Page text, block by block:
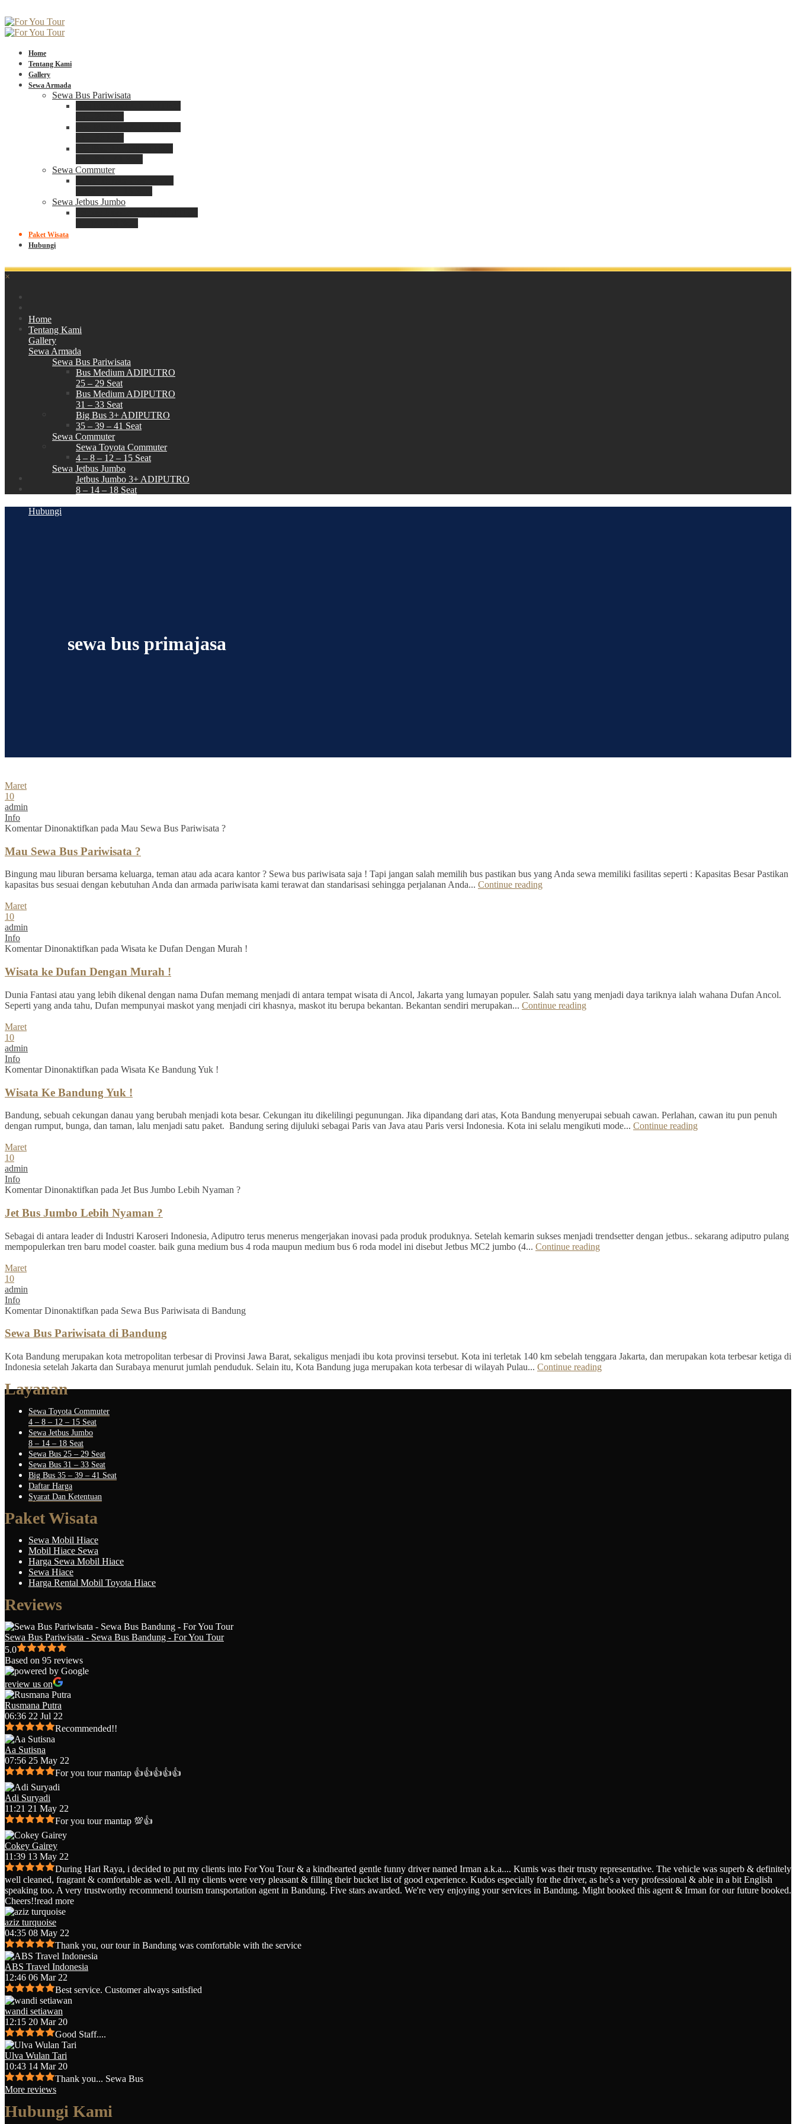
Home
Tentang Kami
Gallery
Sewa Armada
Sewa Bus Pariwisata
Sewa Commuter
Sewa Jetbus Jumbo
Paket Wisata
Hubungi
×
Home
Tentang Kami
Gallery
Sewa Armada
Sewa Bus Pariwisata
Bus Medium ADIPUTRO
25 – 29 Seat
Bus Medium ADIPUTRO
31 – 33 Seat
Big Bus 3+ ADIPUTRO
35 – 39 – 41 Seat
Sewa Commuter
Sewa Toyota Commuter
4 – 8 – 12 – 15 Seat
Sewa Jetbus Jumbo
Jetbus Jumbo 3+ ADIPUTRO
8 – 14 – 18 Seat
Hubungi
sewa bus primajasa
Maret
10
admin
Info
Komentar Dinonaktifkan pada Mau Sewa Bus Pariwisata ?
Mau Sewa Bus Pariwisata ?
Bingung mau liburan bersama keluarga, teman atau ada acara kantor ? Sewa bus pariwisata saja ! Tapi jangan salah memilih bus pastikan bus yang Anda sewa memiliki fasilitas seperti : Kapasitas Besar Pastikan
kapasitas bus sesuai dengan kebutuhan Anda dan armada pariwisata kami terawat dan standarisasi sehingga perjalanan Anda... Continue reading
Maret
10
admin
Info
Komentar Dinonaktifkan pada Wisata ke Dufan Dengan Murah !
Wisata ke Dufan Dengan Murah !
Dunia Fantasi atau yang lebih dikenal dengan nama Dufan memang menjadi di antara tempat wisata di Ancol, Jakarta yang lumayan populer. Salah satu yang menjadi daya tariknya ialah wahana Dufan Ancol.
Seperti yang anda tahu, Dufan mempunyai maskot yang menjadi ciri khasnya, maskot itu berupa bekantan. Bekantan sendiri merupakan... Continue reading
Maret
10
admin
Info
Komentar Dinonaktifkan pada Wisata Ke Bandung Yuk !
Wisata Ke Bandung Yuk !
Bandung, sebuah cekungan danau yang berubah menjadi kota besar. Cekungan itu dikelilingi pegunungan. Jika dipandang dari atas, Kota Bandung menyerupai sebuah cawan. Perlahan, cawan itu pun penuh
dengan rumput, bunga, dan taman, lalu menjadi satu paket. Bandung sering dijuluki sebagai Paris van Java atau Paris versi Indonesia. Kota ini selalu mengikuti mode... Continue reading
Maret
10
admin
Info
Komentar Dinonaktifkan pada Jet Bus Jumbo Lebih Nyaman ?
Jet Bus Jumbo Lebih Nyaman ?
Sebagai di antara leader di Industri Karoseri Indonesia, Adiputro terus menerus mengerjakan inovasi pada produk produknya. Setelah kemarin sukses menjadi trendsetter dengan jetbus.. sekarang adiputro pulang
mempopulerkan tren baru model coaster. baik guna medium bus 4 roda maupun medium bus 6 roda model ini disebut Jetbus MC2 jumbo (4... Continue reading
Maret
10
admin
Info
Komentar Dinonaktifkan pada Sewa Bus Pariwisata di Bandung
Sewa Bus Pariwisata di Bandung
Kota Bandung merupakan kota metropolitan terbesar di Provinsi Jawa Barat, sekaligus menjadi ibu kota provinsi tersebut. Kota ini terletak 140 km sebelah tenggara Jakarta, dan merupakan kota terbesar ketiga di
Indonesia setelah Jakarta dan Surabaya menurut jumlah penduduk. Selain itu, Kota Bandung juga merupakan kota terbesar di wilayah Pulau... Continue reading
Layanan
Sewa Toyota Commuter
4 – 8 – 12 – 15 Seat
Sewa Jetbus Jumbo
8 – 14 – 18 Seat
Sewa Bus 25 – 29 Seat
Sewa Bus 31 – 33 Seat
Big Bus 35 – 39 – 41 Seat
Daftar Harga
Syarat Dan Ketentuan
Paket Wisata
Sewa Mobil Hiace
Mobil Hiace Sewa
Harga Sewa Mobil Hiace
Sewa Hiace
Harga Rental Mobil Toyota Hiace
Reviews
Sewa Bus Pariwisata - Sewa Bus Bandung - For You Tour
5.0
Based on 95 reviews
review us on
Rusmana Putra
06:36 22 Jul 22
Recommended!!
Aa Sutisna
07:56 25 May 22
For you tour mantap 👍👍👍👍👍
Adi Suryadi
11:21 21 May 22
For you tour mantap 💯👍
Cokey Gairey
11:39 13 May 22
During Hari Raya, i decided to put my clients into For You Tour & a kindhearted gentle funny driver named Irman a.k.a.... Kumis was their trusty representative. The vehicle was superb & definitely
well cleaned, fragrant & comfortable as well. All my clients were very pleasant & filling their bucket list of good experience. Kudos especially for the driver, as he's a very professional & able in a bit English
speaking too. A very trustworthy recommend tourism transportation agent in Bandung. Five stars awarded. We're very enjoying your services in Bandung. Might booked this agent & Irman for our future booked.
Cheers!!read more
aziz turquoise
04:35 08 May 22
Thank you, our tour in Bandung was comfortable with the service
ABS Travel Indonesia
12:46 06 Mar 22
Best service. Customer always satisfied
wandi setiawan
12:15 20 Mar 20
Good Staff....
Ulva Wulan Tari
10:43 14 Mar 20
Thank you... Sewa Bus
More reviews
Hubungi Kami